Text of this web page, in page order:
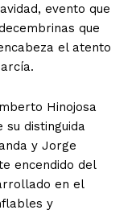
evento que
que
el atento
.
Hinojosa
su distinguida
y Jorge
encendido del
en el
y